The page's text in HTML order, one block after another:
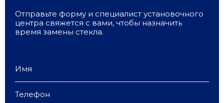
Отправьте форму и специалист установочного
центра свяжется с вами, чтобы назначить
время замены стекла.